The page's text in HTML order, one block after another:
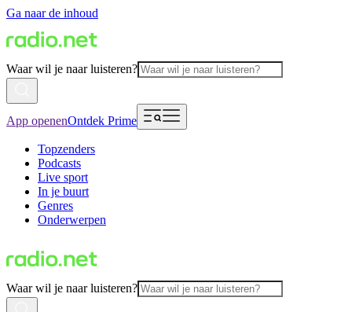
Ga naar de inhoud
Waar wil je naar luisteren?
App openenOntdek Prime
Topzenders
Podcasts
Live sport
In je buurt
Genres
Onderwerpen
Waar wil je naar luisteren?